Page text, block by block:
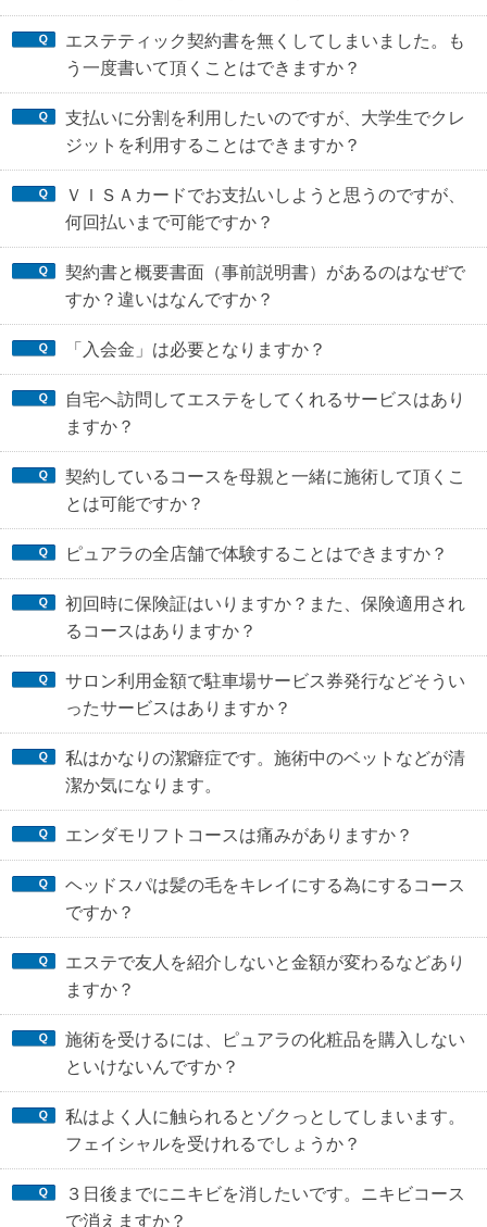
エステティック契約書を無くしてしまいました。も
う一度書いて頂くことはできますか？
支払いに分割を利用したいのですが、大学生でクレ
ジットを利用することはできますか？
ＶＩＳＡカードでお支払いしようと思うのですが、
何回払いまで可能ですか？
契約書と概要書面（事前説明書）があるのはなぜで
すか？違いはなんですか？
「入会金」は必要となりますか？
自宅へ訪問してエステをしてくれるサービスはあり
ますか？
契約しているコースを母親と一緒に施術して頂くこ
とは可能ですか？
ピュアラの全店舗で体験することはできますか？
初回時に保険証はいりますか？また、保険適用され
るコースはありますか？
サロン利用金額で駐車場サービス券発行などそうい
ったサービスはありますか？
私はかなりの潔癖症です。施術中のベットなどが清
潔か気になります。
エンダモリフトコースは痛みがありますか？
ヘッドスパは髪の毛をキレイにする為にするコース
ですか？
エステで友人を紹介しないと金額が変わるなどあり
ますか？
施術を受けるには、ピュアラの化粧品を購入しない
といけないんですか？
私はよく人に触られるとゾクっとしてしまいます。
フェイシャルを受けれるでしょうか？
３日後までにニキビを消したいです。ニキビコース
で消えますか？